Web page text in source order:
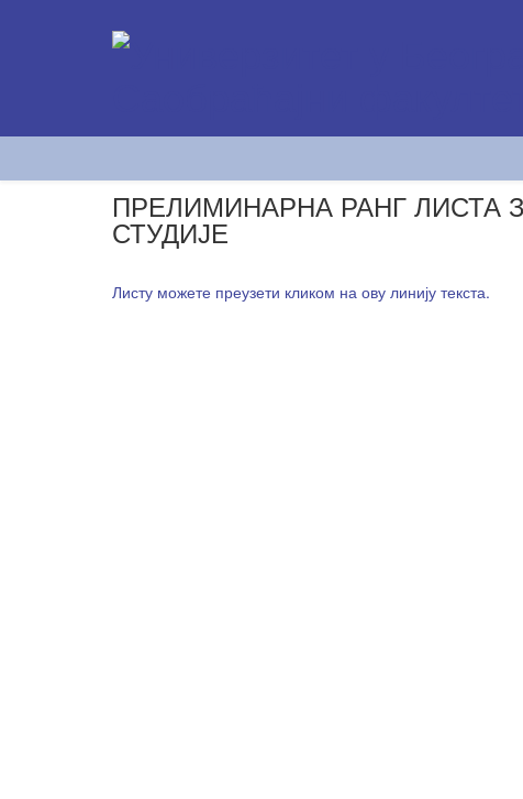
ПРЕЛИМИНАРНА РАНГ ЛИСТА
СТУДИЈЕ
Листу можете преузети кликом на ову линију текста.